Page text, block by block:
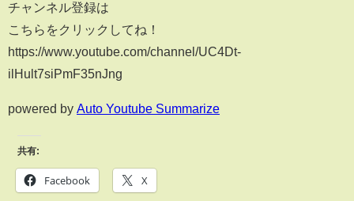
チャンネル登録は
こちらをクリックしてね！
https://www.youtube.com/channel/UC4Dt-
ilHult7siPmF35nJng
powered by Auto Youtube Summarize
共有:
Facebook X